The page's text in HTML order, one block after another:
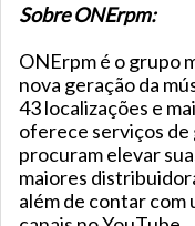
Sobre ONErpm:
ONErpm é o grupo
nova geração da
43 localizações e
oferece serviços de
procuram elevar
maiores
além de contar com